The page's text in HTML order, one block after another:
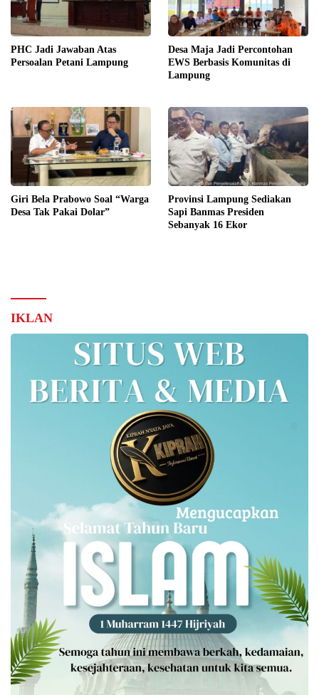
PHC Jadi Jawaban Atas
Persoalan Petani Lampung
Desa Maja Jadi Percontohan
EWS Berbasis Komunitas di
Lampung
Giri Bela Prabowo Soal “Warga
Desa Tak Pakai Dolar”
Provinsi Lampung Sediakan
Sapi Banmas Presiden
Sebanyak 16 Ekor
IKLAN